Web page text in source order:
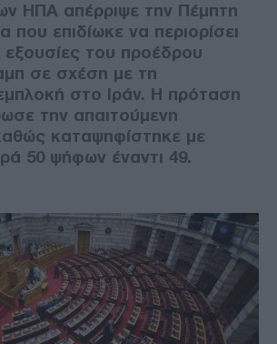
ΗΠΑ απέρριψε την Πέμπτη
που επιδίωκε να περιορίσει
εξουσίες του προέδρου
σε σχέση με τη
στο Ιράν. Η πρόταση
την απαιτούμενη
καταψηφίστηκε με
50 ψήφων έναντι 49.